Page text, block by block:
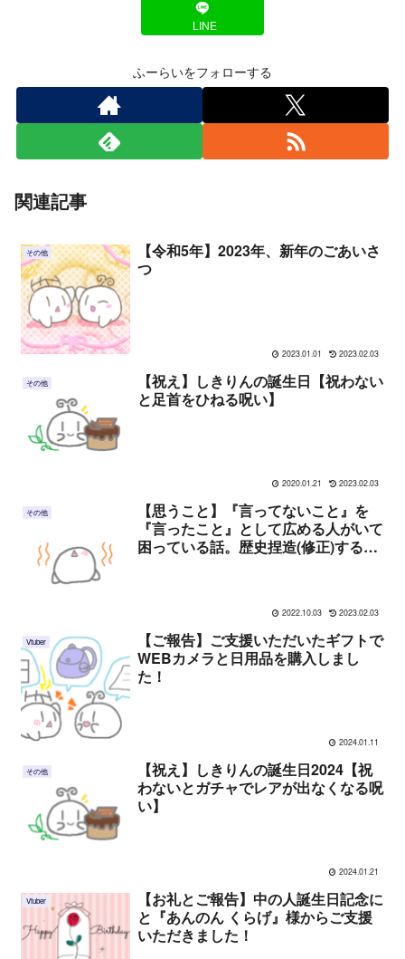
LINE
ふーらいをフォローする
関連記事
その他
【令和5年】2023年、新年のごあいさ
つ
2023.01.01 2023.02.03
その他
【祝え】しきりんの誕生日【祝わない
と足首をひねる呪い】
2020.01.21 2023.02.03
その他
【思うこと】『言ってないこと』を
『言ったこと』として広める人がいて
困っている話。歴史捏造(修正)する人
2022.10.03 2023.02.03
Vtuber
【ご報告】ご支援いただいたギフトで
WEBカメラと日用品を購入しまし
た！
2024.01.11
その他
【祝え】しきりんの誕生日2024【祝
わないとガチャでレアが出なくなる呪
い】
2024.01.21
Vtuber
【お礼とご報告】中の人誕生日記念に
と『あんのん くらげ』様からご支援
いただきました！